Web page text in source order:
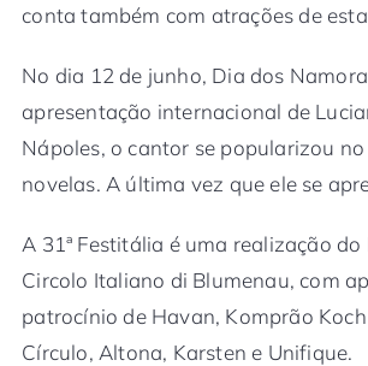
conta também com atrações de
No dia 12 de junho, Dia dos
apresentação internacional de
Nápoles, o cantor se popularizou
novelas. A última vez que ele se
A 31ª Festitália é uma realização
Circolo Italiano di Blumenau, com
patrocínio de Havan, Komprão
Círculo, Altona, Karsten e Unifique.